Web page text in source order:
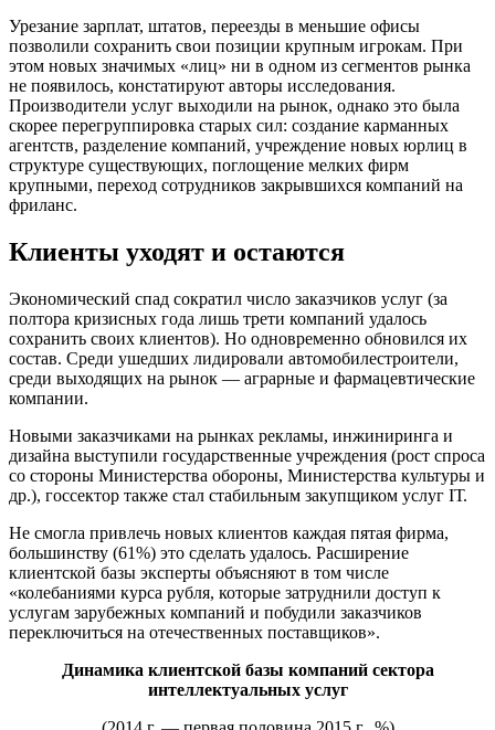
Урезание зарплат, штатов, переезды в меньшие офисы
позволили сохранить свои позиции крупным игрокам. При
этом новых значимых «лиц» ни в одном из сегментов рынка
не появилось, констатируют авторы исследования.
Производители услуг выходили на рынок, однако это была
скорее перегруппировка старых сил: создание карманных
агентств, разделение компаний, учреждение новых юрлиц в
структуре существующих, поглощение мелких фирм
крупными, переход сотрудников закрывшихся компаний на
фриланс.
Клиенты уходят и остаются
Экономический спад сократил число заказчиков услуг (за
полтора кризисных года лишь трети компаний удалось
сохранить своих клиентов). Но одновременно обновился их
состав. Среди ушедших лидировали автомобилестроители,
среди выходящих на рынок — аграрные и фармацевтические
компании.
Новыми заказчиками на рынках рекламы, инжиниринга и
дизайна выступили государственные учреждения (рост спроса
со стороны Министерства обороны, Министерства культуры и
др.), госсектор также стал стабильным закупщиком услуг IТ.
Не смогла привлечь новых клиентов каждая пятая фирма,
большинству (61%) это сделать удалось. Расширение
клиентской базы эксперты объясняют в том числе
«колебаниями курса рубля, которые затруднили доступ к
услугам зарубежных компаний и побудили заказчиков
переключиться на отечественных поставщиков».
Динамика клиентской базы компаний сектора
интеллектуальных услуг